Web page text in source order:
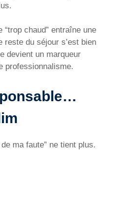
chaud” entraîne une
reste du séjour s’est bien
devient un marqueur
professionnalisme.
ma faute” ne tient plus.